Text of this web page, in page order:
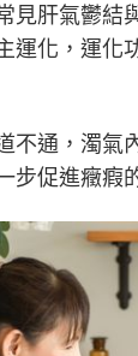
見肝氣鬱結
運化，運化
不通，濁氣
步促進癥瘕